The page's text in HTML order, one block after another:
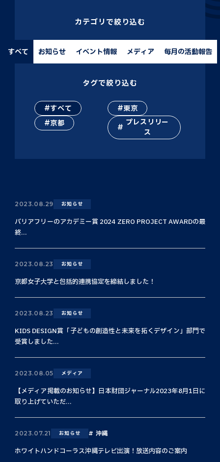
カテゴリで絞り込む
すべて お知らせ イベント情報 メディア 毎月の活動報告
タグで絞り込む
すべて
東京
京都
プレスリリー
ス
2023.08.29 お知らせ
バリアフリーのアカデミー賞 2024 ZERO PROJECT AWARDの最
終...
2023.08.23 お知らせ
京都女子大学と包括的連携協定を締結しました！
2023.08.23 お知らせ
KIDS DESIGN賞「子どもの創造性と未来を拓くデザイン」部門で
受賞しました...
2023.08.05 メディア
【メディア掲載のお知らせ】日本財団ジャーナル2023年8月1日に
取り上げていただ...
2023.07.21 お知らせ 沖縄
ホワイトハンドコーラス沖縄テレビ出演！放送内容のご案内